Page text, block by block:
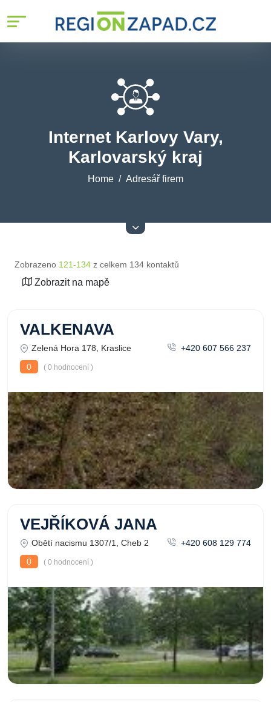
Internet Karlovy Vary,
Karlovarský kraj
Home Adresář firem
Zobrazeno 121-134 z celkem 134 kontaktů
Zobrazit na mapě
VALKENAVA
Zelená Hora 178, Kraslice
+420 607 566 237
0
( 0 hodnocení )
VEJŘÍKOVÁ JANA
Obětí nacismu 1307/1, Cheb 2
+420 608 129 774
0
( 0 hodnocení )